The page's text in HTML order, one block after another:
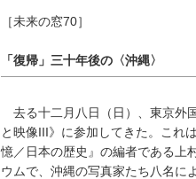
［未来の窓70］
「復帰」三十年後の〈沖縄〉
去る十二月八日（日）、東京外
と映像III》に参加してきた。これ
憶／日本の歴史』の編者である上
ウムで、沖縄の写真家たち八名に